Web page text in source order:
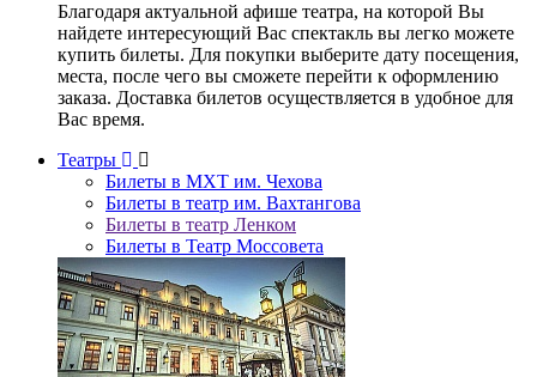
Благодаря актуальной афише театра, на которой Вы
найдете интересующий Вас спектакль вы легко можете
купить билеты. Для покупки выберите дату посещения,
места, после чего вы сможете перейти к оформлению
заказа. Доставка билетов осуществляется в удобное для
Вас время.
Театры
Билеты в МХТ им. Чехова
Билеты в театр им. Вахтангова
Билеты в театр Ленком
Билеты в Театр Моссовета